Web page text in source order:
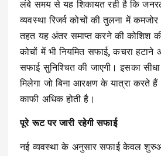
लंबे समय से यह शिकायत रही है कि
व्यवस्था रिजर्व कोचों की तुलना में
तहत यह अंतर समाप्त करने की कोशिश
कोचों में भी नियमित सफाई, कचरा
सफाई सुनिश्चित की जाएगी। इसका
मिलेगा जो बिना आरक्षण के यात्रा करते
काफी अधिक होती है।
पूरे रूट पर जारी रहेगी सफाई
नई व्यवस्था के अनुसार सफाई केवल